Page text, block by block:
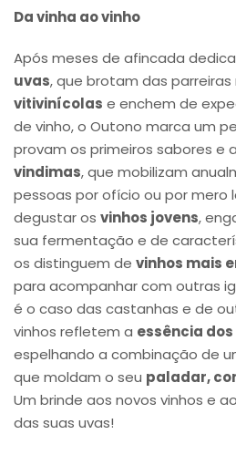
Da vinha ao vinho
Após meses de afincada
uvas, que brotam das parreiras
vitivinícolas e enchem de
de vinho, o Outono marca um
provam os primeiros sabores e
vindimas, que mobilizam
pessoas por ofício ou por mero
degustar os vinhos jovens,
sua fermentação e de
os distinguem de vinhos mais
para acompanhar com outras
é o caso das castanhas e de
vinhos refletem a essência
espelhando a combinação de
que moldam o seu paladar,
Um brinde aos novos vinhos e
das suas uvas!